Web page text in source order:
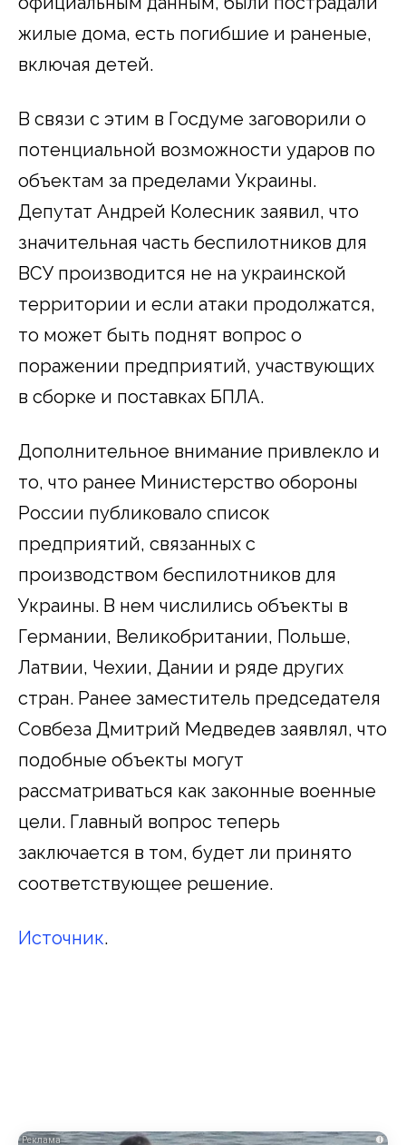
жилые дома, есть погибшие и раненые,
включая детей.
В связи с этим в Госдуме заговорили о
потенциальной возможности ударов по
объектам за пределами Украины.
Депутат Андрей Колесник заявил, что
значительная часть беспилотников для
ВСУ производится не на украинской
территории и если атаки продолжатся,
то может быть поднят вопрос о
поражении предприятий, участвующих
в сборке и поставках БПЛА.
Дополнительное внимание привлекло и
то, что ранее Министерство обороны
России публиковало список
предприятий, связанных с
производством беспилотников для
Украины. В нем числились объекты в
Германии, Великобритании, Польше,
Латвии, Чехии, Дании и ряде других
стран. Ранее заместитель председателя
Совбеза Дмитрий Медведев заявлял, что
подобные объекты могут
рассматриваться как законные военные
цели. Главный вопрос теперь
заключается в том, будет ли принято
соответствующее решение.
Источник.
i